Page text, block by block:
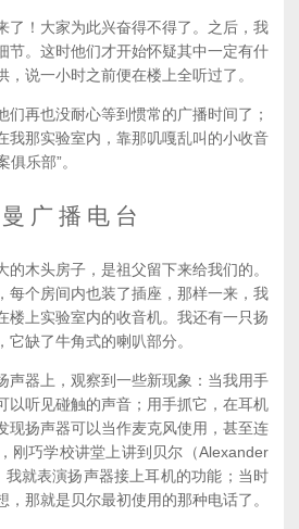
了！大家为此兴奋得不得了。之后，我
节。这时他们才开始怀疑其中一定有什
说一小时之前便在楼上全听过了。
们再也没耐心等到惯常的广播时间了；
我那实验室内，靠那叽嘎乱叫的小收音
乐部”。
广 播 电 台
木头房子，是祖父留下来给我们的。
每个房间内也装了插座，那样一来，我
楼上实验室内的收音机。我还有一只扬
缺了牛角式的喇叭部分。
声器上，观察到一些新现象：当我用手
以听见碰触的声音；用手抓它，在耳机
现扬声器可以当作麦克风使用，甚至连
刚巧学校讲堂上讲到贝尔（Alexander
就表演扬声器接上耳机的功能；当时
那就是贝尔最初使用的那种电话了。